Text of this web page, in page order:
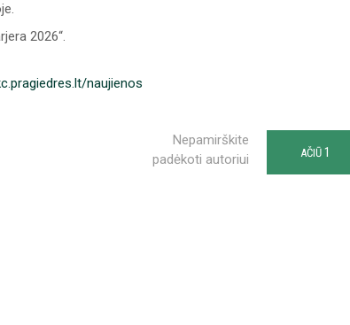
2026“.
naujienos
Nepamirškite
padėkoti autoriui
AČIŪ 1